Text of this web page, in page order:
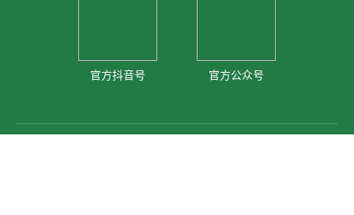
官方抖音号 官方公众号